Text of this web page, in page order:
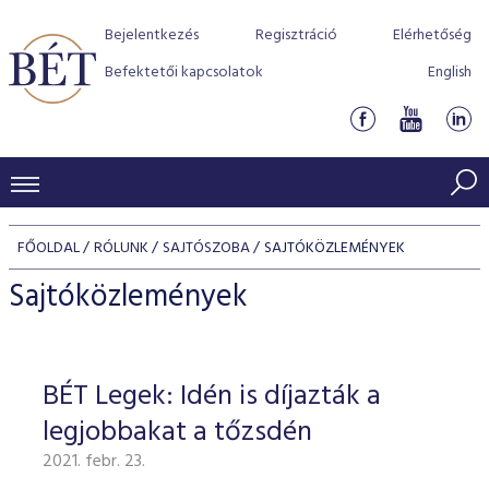
Bejelentkezés Regisztráció
Elérhetőség
Befektetői kapcsolatok
English
KERESKEDÉSI ADATOK
INDEXEK
Jelzáloglevél indexek
Vállalati kötvény indexek
Azonnali Piac
Részvények
Származékos piac
BEFEKTETŐK
Részvény szekció
Hitelpapír szekció
Szabályozás
BÉT szabályzatok
Befektetővédelem
Alkalmazott díjstruktúra
Elszámolás
Részvény és vállalati kötvény tőzsdei bevezetését
program
BÉT Xtend - Részvénypiac egyszerűen
TŐZSDETAGOK
Tőzsdetagok, üzletkötők
VENDOROK
FŐOLDAL RÓLUNK SAJTÓSZOBA SAJTÓKÖZLEMÉNYEK
Sajtóközlemények
BÉT Legek: Idén is díjazták a
legjobbakat a tőzsdén
2021. febr. 23.